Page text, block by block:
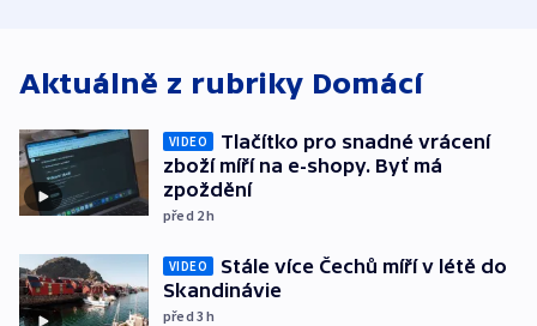
Aktuálně z rubriky Domácí
VIDEO
Tlačítko pro snadné vrácení
zboží míří na e-shopy. Byť má
zpoždění
před 2h
VIDEO
Stále více Čechů míří v létě do
Skandinávie
před 3h